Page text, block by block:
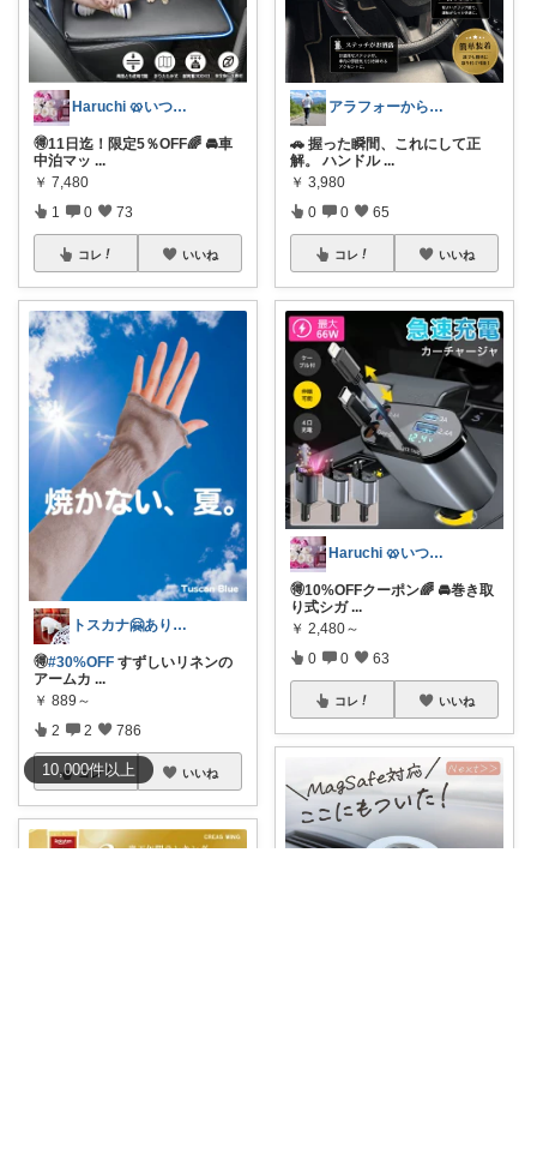
10,000件以上
Haruchi 🥨いつもありがとう🌸
🉐11日迄！限定5％OFF🌈 🚘車
中泊マッ ...
￥ 7,480
1 0 73
コレ いいね
トスカナ🤗ありがとうございます💕
🉐#30%OFF すずしいリネンの
アームカ ...
￥ 889～
2 2 786
コレ いいね
アラフォーからのフルマラソン💨タロ
🚗 握った瞬間、これにして正
解。 ハンドル ...
￥ 3,980
0 0 65
コレ いいね
Haruchi 🥨いつもありがとう🌸
🉐10%OFFクーポン🌈 🚘巻き取
り式シガ ...
￥ 2,480～
0 0 63
コレ いいね